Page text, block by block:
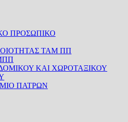
ΠΡΟΣΩΠΙΚΟ
ΤΑΜ ΠΠ
ΚΑΙ ΧΩΡΟΤΑΞΙΚΟΥ
ΠΑΤΡΩΝ